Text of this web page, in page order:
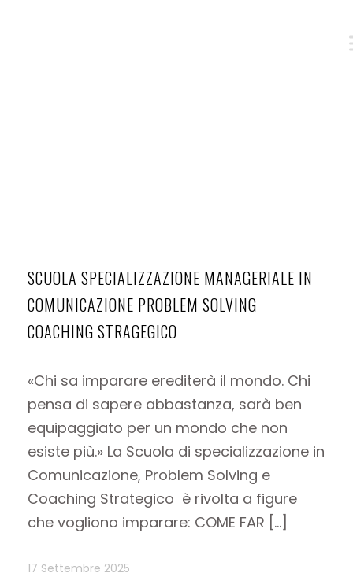
SCUOLA SPECIALIZZAZIONE MANAGERIALE IN
COMUNICAZIONE PROBLEM SOLVING
COACHING STRAGEGICO
«Chi sa imparare erediterà il mondo. Chi
pensa di sapere abbastanza, sarà ben
equipaggiato per un mondo che non
esiste più.» La Scuola di specializzazione in
Comunicazione, Problem Solving e
Coaching Strategico è rivolta a figure
che vogliono imparare: COME FAR […]
17 Settembre 2025